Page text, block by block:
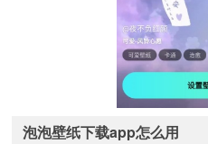
泡泡壁纸下载app怎么用